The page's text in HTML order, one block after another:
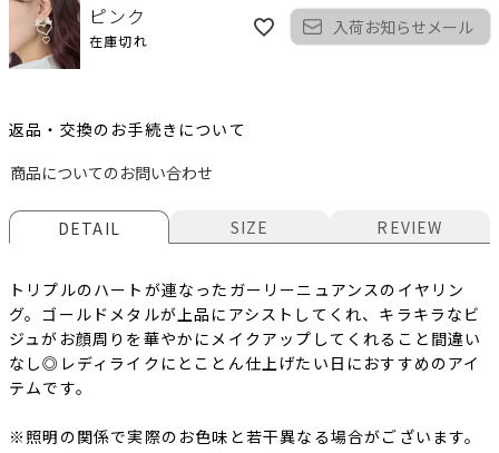
ピンク
在庫切れ
入荷お知らせメール
返品・交換のお手続きについて
商品についてのお問い合わせ
DETAIL SIZE REVIEW
トリプルのハートが連なったガーリーニュアンスのイヤリン
グ。ゴールドメタルが上品にアシストしてくれ、キラキラなビ
ジュがお顔周りを華やかにメイクアップしてくれること間違い
なし◎レディライクにとことん仕上げたい日におすすめのアイ
テムです。
※照明の関係で実際のお色味と若干異なる場合がございます。